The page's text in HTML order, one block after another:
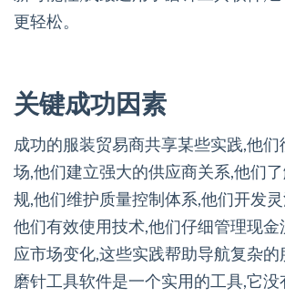
更轻松。
关键成功因素
成功的服装贸易商共享某些实践,他
场,他们建立强大的供应商关系,他们
规,他们维护质量控制体系,他们开发
他们有效使用技术,他们仔细管理现金
应市场变化,这些实践帮助导航复杂的
磨针工具软件是一个实用的工具,它